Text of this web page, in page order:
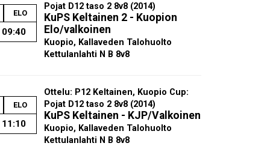
ELO
09:40
Pojat D12 taso 2 8v8 (2014)
KuPS Keltainen 2 - Kuopion
Elo/valkoinen
Kuopio, Kallaveden Talohuolto
Kettulanlahti N B 8v8
ELO
11:10
Ottelu: P12 Keltainen, Kuopio Cup:
Pojat D12 taso 2 8v8 (2014)
KuPS Keltainen - KJP/Valkoinen
Kuopio, Kallaveden Talohuolto
Kettulanlahti N B 8v8